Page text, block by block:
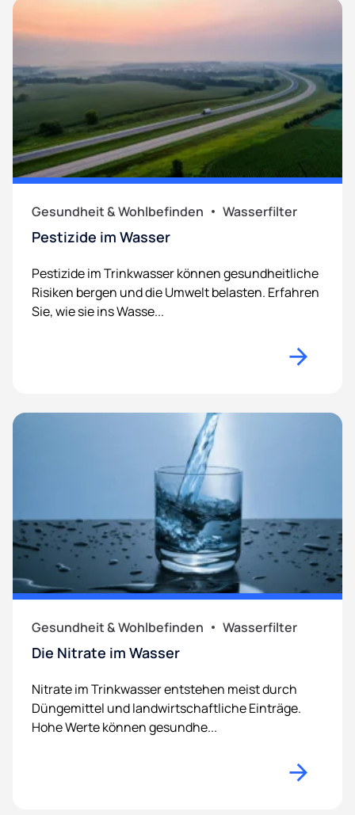
Gesundheit & Wohlbefinden Wasserfilter
Pestizide im Wasser
Pestizide im Trinkwasser können gesundheitliche
Risiken bergen und die Umwelt belasten. Erfahren
Sie, wie sie ins Wasse...
Gesundheit & Wohlbefinden Wasserfilter
Die Nitrate im Wasser
Nitrate im Trinkwasser entstehen meist durch
Düngemittel und landwirtschaftliche Einträge.
Hohe Werte können gesundhe...